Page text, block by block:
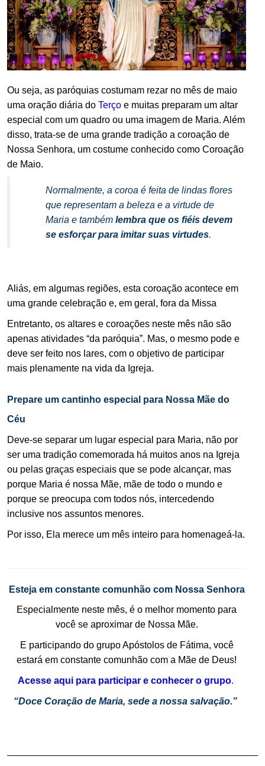
Ou seja, as paróquias costumam rezar no mês de maio
uma oração diária do Terço e muitas preparam um altar
especial com um quadro ou uma imagem de Maria. Além
disso, trata-se de uma grande tradição a coroação de
Nossa Senhora, um costume conhecido como Coroação
de Maio.
Normalmente, a coroa é feita de lindas flores
que representam a beleza e a virtude de
Maria e também lembra que os fiéis devem
se esforçar para imitar suas virtudes.
Aliás, em algumas regiões, esta coroação acontece em
uma grande celebração e, em geral, fora da Missa
Entretanto, os altares e coroações neste mês não são
apenas atividades “da paróquia”. Mas, o mesmo pode e
deve ser feito nos lares, com o objetivo de participar
mais plenamente na vida da Igreja.
Prepare um cantinho especial para Nossa Mãe do
Céu
Deve-se separar um lugar especial para Maria, não por
ser uma tradição comemorada há muitos anos na Igreja
ou pelas graças especiais que se pode alcançar, mas
porque Maria é nossa Mãe, mãe de todo o mundo e
porque se preocupa com todos nós, intercedendo
inclusive nos assuntos menores.
Por isso, Ela merece um mês inteiro para homenageá-la.
Esteja em constante comunhão com Nossa Senhora
Especialmente neste mês, é o melhor momento para
você se aproximar de Nossa Mãe.
E participando do grupo Apóstolos de Fátima, você
estará em constante comunhão com a Mãe de Deus!
Acesse aqui para participar e conhecer o grupo.
“Doce Coração de Maria, sede a nossa salvação.”